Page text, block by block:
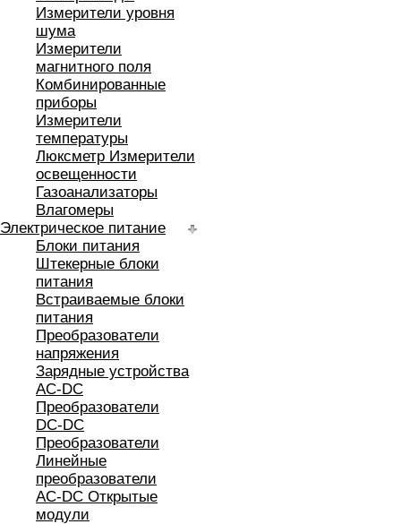
Измерители уровня
шума
Измерители
магнитного поля
Комбинированные
приборы
Измерители
температуры
Люксметр Измерители
освещенности
Газоанализаторы
Влагомеры
Электрическое питание
Блоки питания
Штекерные блоки
питания
Встраиваемые блоки
питания
Преобразователи
напряжения
Зарядные устройства
AC-DC
Преобразователи
DC-DC
Преобразователи
Линейные
преобразователи
AC-DC Открытые
модули